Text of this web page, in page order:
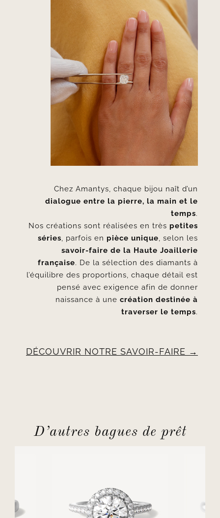
Chez Amantys, chaque bijou naît d’un
dialogue entre la pierre, la main et le
temps.
Nos créations sont réalisées en très petites
séries, parfois en pièce unique, selon les
savoir-faire de la Haute Joaillerie
française. De la sélection des diamants à
l’équilibre des proportions, chaque détail est
pensé avec exigence afin de donner
naissance à unecréation destinée à
traverser le temps.
DÉCOUVRIR NOTRE SAVOIR-FAIRE
D’autres bagues de prêt